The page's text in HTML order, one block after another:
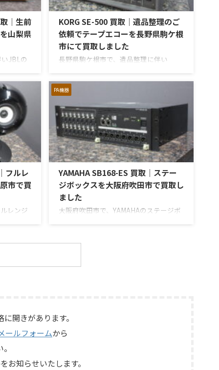
｜生前
山梨県
JBLの
。今回
しまれ
機器の
だいた
は、
LE15A
エータ
ン、LX5
ヴィン
です。
KORG SE-500 買取｜遺品整理のご
依頼でテープエコーを長野県駒ケ根
市にて買取しました
長野県駒ケ根市で、遺品整理に伴い
Echo」を出張買取させていただきまし
た。今回のお品物は、前オーナー様が大
切に保管されていたヴィンテージのテー
プエコーで、ご家族様より「価値がある
ものか分からないので、処分する前に見
てほしい」とご相談いただいたもので
す。 KORG SE-500は、テープを使用した
アナログエコーならではの揺らぎや質感
を楽しめる機材です。査定では、通電状
態、音出し、テープ走行、録音・再生ヘ
ッド、エコー音の出方、各入力端子、出
力端子、外部コントロ ...
フルレ
市で買
レンジ
搭載し
ーシス
ユニッ
/ イクリ
...
PA機器
YAMAHA SB168-ES 買取｜ステー
ジボックスを大阪府吹田市で買取し
ました
大阪府吹田市で、YAMAHAのステージボ
EtherSoundに対応した16IN/8OUTのス
ました。 買取商品：YAMAHA SB168-ES
メーカー：YAMAHA / ヤマハ 型番：
SB168-ES カ ...
開きがあります。
ールフォームから
お知らせいたします。